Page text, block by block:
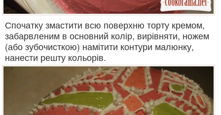
Спочатку змастити всю поверхню торту кремом,
забарвленим в основний колір, вирівняти, ножем
(або зубочисткою) намітити контури малюнку,
нанести решту кольорів.